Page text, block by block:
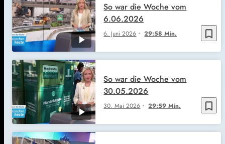
bookmark_border
6. Juni 2026 29:58 Min.
So war die Woche vom
6.06.2026
bookmark_border
30. Mai 2026 29:59 Min.
So war die Woche vom
30.05.2026